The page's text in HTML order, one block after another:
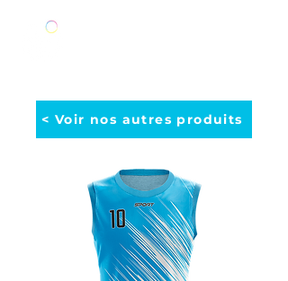
< Voir nos autres produits